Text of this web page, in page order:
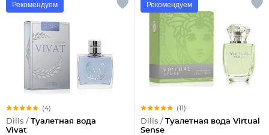
Рекомендуем
(4)
Dilis / Туалетная вода
Vivat
Рекомендуем
(11)
Dilis / Туалетная вода Virtual
Sense